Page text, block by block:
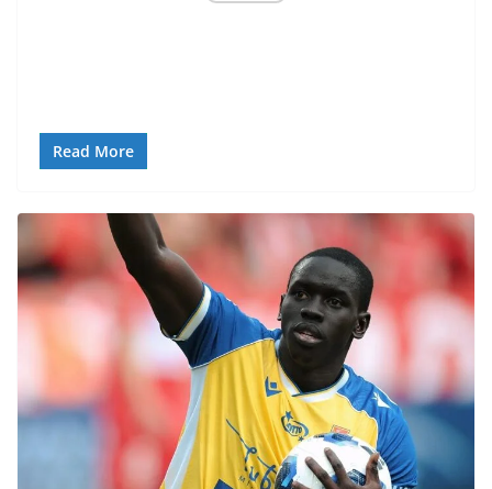
Read More